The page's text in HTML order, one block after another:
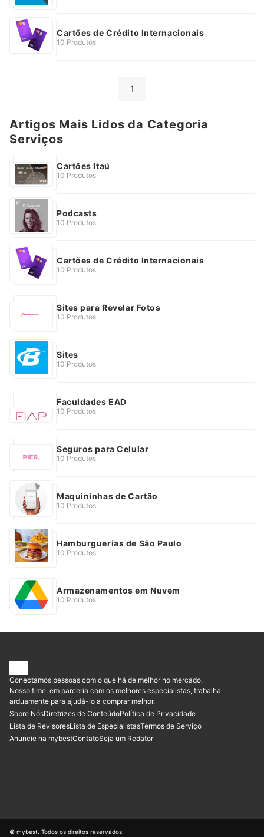
Cartões de Crédito Internacionais
10 Produtos
1
Artigos Mais Lidos da Categoria
Serviços
Cartões Itaú
10 Produtos
Podcasts
10 Produtos
Cartões de Crédito Internacionais
10 Produtos
Sites para Revelar Fotos
10 Produtos
Sites
10 Produtos
Faculdades EAD
10 Produtos
Seguros para Celular
10 Produtos
Maquininhas de Cartão
10 Produtos
Hamburguerias de São Paulo
10 Produtos
Armazenamentos em Nuvem
10 Produtos
Conectamos pessoas com o que há de melhor no mercado.
Nosso time, em parceria com os melhores especialistas, trabalha
arduamente para ajudá-lo a comprar melhor.
Sobre NósDiretrizes de ConteúdoPolítica de Privacidade
Lista de RevisoresLista de EspecialistasTermos de Serviço
Anuncie na mybestContatoSeja um Redator
© mybest. Todos os direitos reservados.